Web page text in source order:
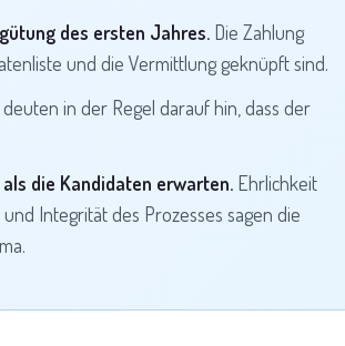
des ersten Jahres. Die Zahlung
und die Vermittlung geknüpft sind.
in der Regel darauf hin, dass der
die Kandidaten erwarten. Ehrlichkeit
Integrität des Prozesses sagen die